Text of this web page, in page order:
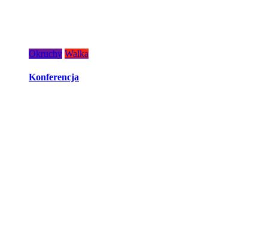
Okruchy Walka
Konferencja